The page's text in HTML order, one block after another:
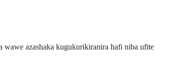
azashaka kugukurikiranira hafi niba ufite